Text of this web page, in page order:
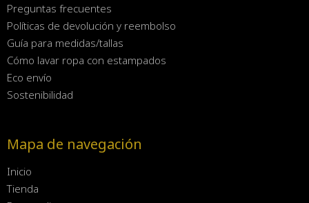
Preguntas frecuentes
Políticas de devolución y reembolso
Guía para medidas/tallas
Cómo lavar ropa con estampados
Eco envío
Sostenibilidad
Mapa de navegación
Inicio
Tienda